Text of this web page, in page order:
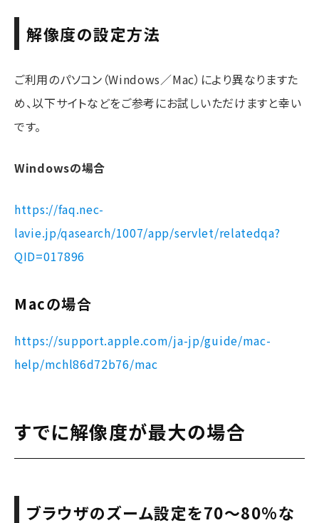
解像度の設定方法
ご利用のパソコン（Windows／Mac）により異なりますた
め、以下サイトなどをご参考にお試しいただけますと幸い
です。
Windowsの場合
https://faq.nec-
lavie.jp/qasearch/1007/app/servlet/relatedqa?
QID=017896
Macの場合
https://support.apple.com/ja-jp/guide/mac-
help/mchl86d72b76/mac
すでに解像度が最大の場合
ブラウザのズーム設定を70〜80%な